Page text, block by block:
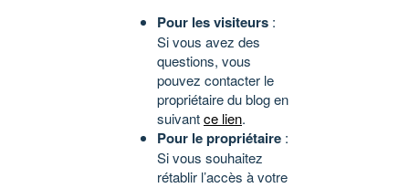
Pour les visiteurs :
Si vous avez des
questions, vous
pouvez contacter le
propriétaire du blog en
suivantce lien.
Pour le propriétaire :
Si vous souhaitez
rétablir l’accès à votre